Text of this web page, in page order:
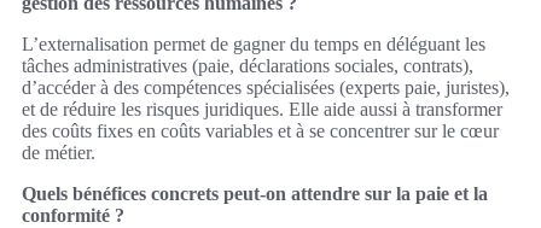
L’externalisation permet de gagner du temps en déléguant les
tâches administratives (paie, déclarations sociales, contrats),
d’accéder à des compétences spécialisées (experts paie, juristes),
et de réduire les risques juridiques. Elle aide aussi à transformer
des coûts fixes en coûts variables et à se concentrer sur le cœur
de métier.
Quels bénéfices concrets peut-on attendre sur la paie et la
conformité ?